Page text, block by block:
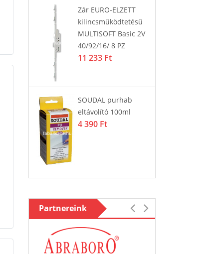
Zár EURO-ELZETT
kilincsműködtetésű
MULTISOFT Basic 2V
40/92/16/ 8 PZ
11 233 Ft
SOUDAL purhab
eltávolító 100ml
4 390 Ft
Partnereink